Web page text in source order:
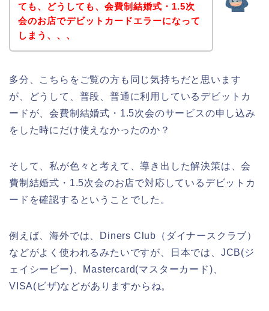
ても、どうしても、会費制結婚式・1.5次
会のお店でデビットカードエラーになって
しまう、、、
多分、こちらをご覧の方も同じ気持ちだと思います
が、どうして、普段、普通に利用しているデビットカ
ードが、会費制結婚式・1.5次会のサービスの申し込み
をした時にだけ使えなかったのか？
そして、私が色々と考えて、導き出した解決策は、会
費制結婚式・1.5次会のお店で対応しているデビットカ
ードを確認するということでした。
例えば、海外では、Diners Club（ダイナースクラブ）
などがよく使われるみたいですが、日本では、JCB(ジ
ェイシービー)、Mastercard(マスターカード)、
VISA(ビザ)などがありますからね。